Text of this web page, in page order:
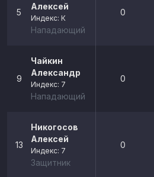
5
Алексей
Индекс: К
Нападающий
0
9
Чайкин
Александр
Индекс: 7
Нападающий
0
13
Никогосов
Алексей
Индекс: 7
Защитник
0